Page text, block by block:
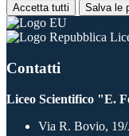
Accetta tutti Salva le
Contatti
Liceo Scientifico "E.
Via R. Bovio,